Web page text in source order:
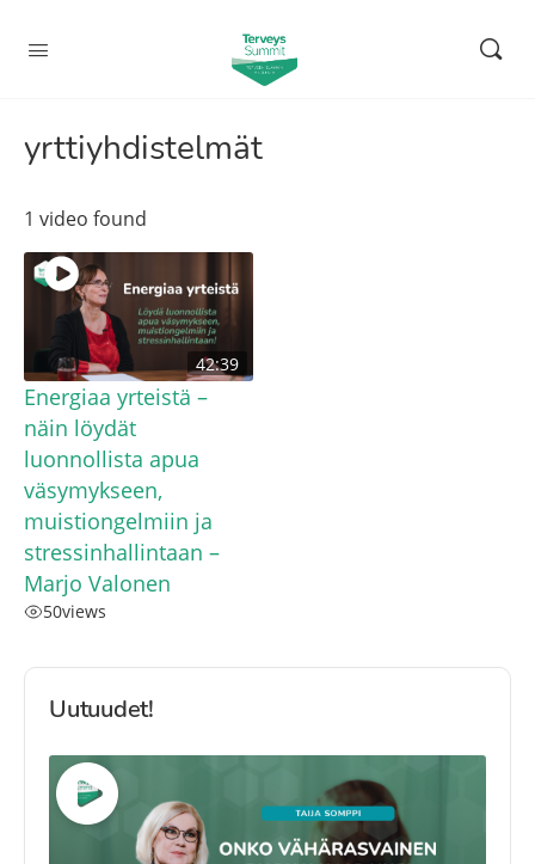
yrttiyhdistelmät
1 video found
42:39
Energiaa yrteistä –
näin löydät
luonnollista apua
väsymykseen,
muistiongelmiin ja
stressinhallintaan –
Marjo Valonen
50views
Uutuudet!